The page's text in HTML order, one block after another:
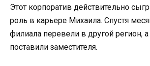
Этот корпоратив действительно
роль в карьере Михаила. Спустя
филиала перевели в другой регион,
поставили заместителя.